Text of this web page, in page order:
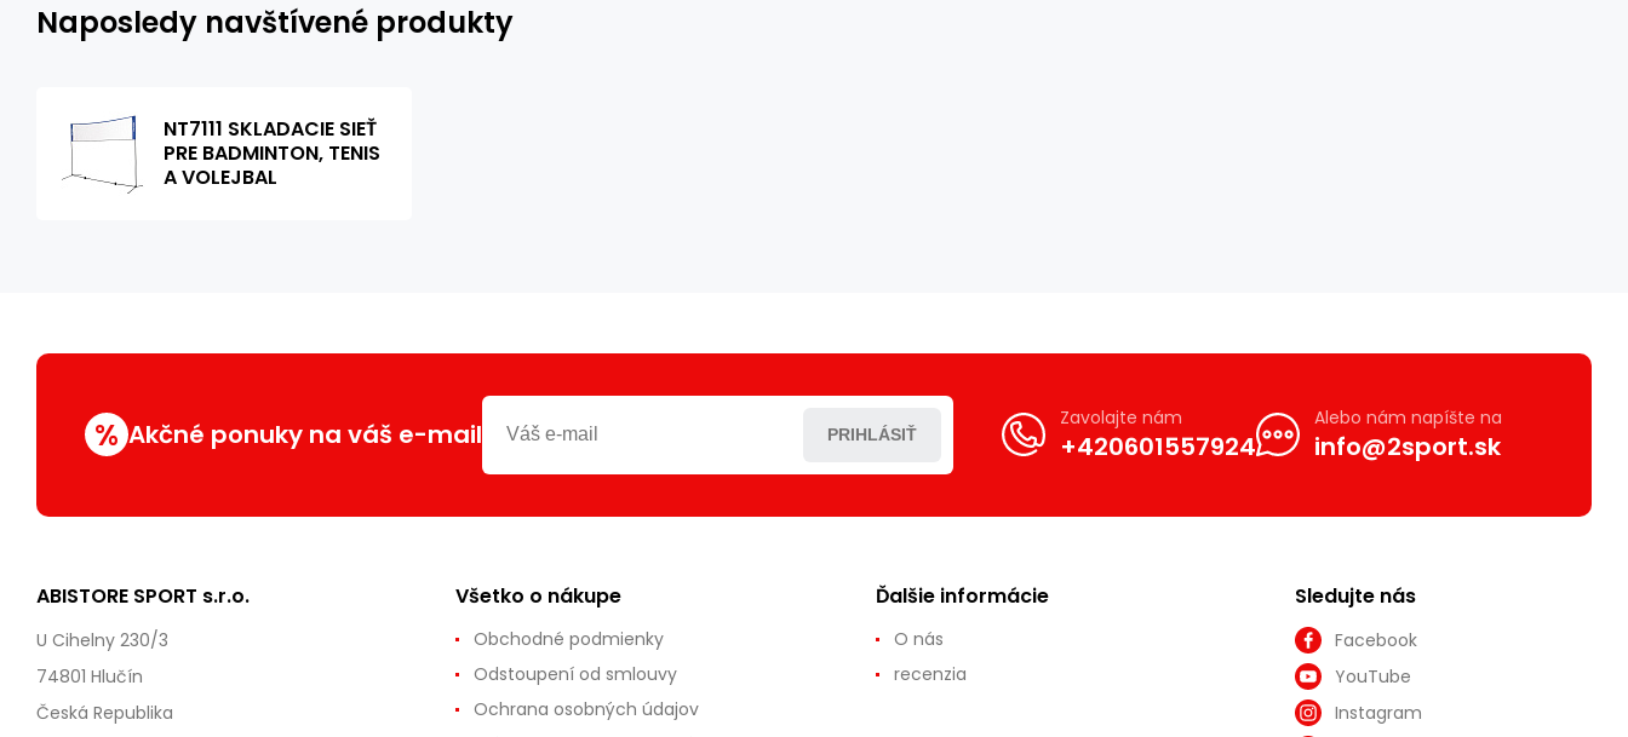
Naposledy navštívené produkty
NT7111 SKLADACIE SIEŤ
PRE BADMINTON, TENIS
A VOLEJBAL
% Akčné ponuky na váš e-mail PRIHLÁSIŤ
Zavolajte nám
+420601557924
Alebo nám napíšte na
info@2sport.sk
ABISTORE SPORT s.r.o.
U Cihelny 230/3
74801 Hlučín
Česká Republika
Všetko o nákupe
Obchodné podmienky
Odstoupení od smlouvy
Ochrana osobných údajov
Ďalšie informácie
O nás
recenzia
Sledujte nás
Facebook
YouTube
Instagram